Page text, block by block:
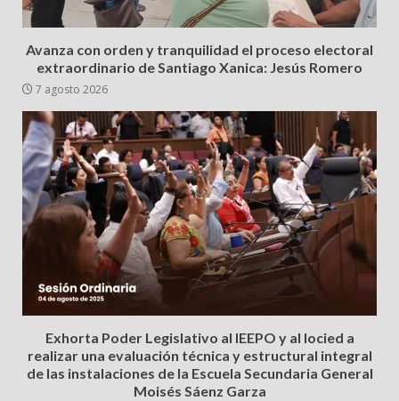
Avanza con orden y tranquilidad el proceso electoral
extraordinario de Santiago Xanica: Jesús Romero
7 agosto 2026
Exhorta Poder Legislativo al IEEPO y al Iocied a
realizar una evaluación técnica y estructural integral
de las instalaciones de la Escuela Secundaria General
Moisés Sáenz Garza